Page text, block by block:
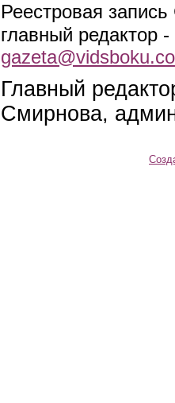
Реестровая
главный редактор
Главный
Смирнова,